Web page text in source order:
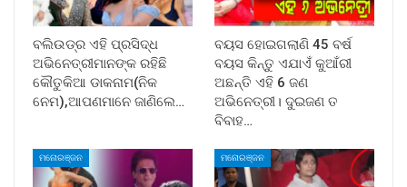
ବଲିଉଡ୍‌ର ଏହି ପ୍ରସିଦ୍ଧ
ଅଭିନେତ୍ରୀମାନଙ୍କ ରହିଛି
କୌତୁକିଆ ଡାକନାମ(ନିକ
ନେମ),ଆପଣମାନେ ଜାଣିଲେ…
ବୟସ ହୋଇଗଲାଣି 45 ବର୍ଷ
ବୟସ କିନ୍ତୁ ଏଯାଏଁ କୁଆଁରୀ
ଅଛନ୍ତି ଏହି 6 ଜଣ
ଅଭିନେତ୍ରୀ। ଦୁଇଜଣ ତ
ବିବାହ…
ମନୋରଞ୍ଜନ ମନୋରଞ୍ଜନ